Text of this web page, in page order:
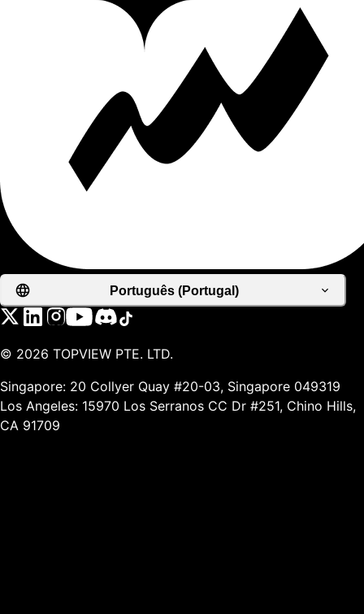
Português (Portugal)
© 2026 TOPVIEW PTE. LTD.
Singapore: 20 Collyer Quay #20-03, Singapore 049319
Los Angeles: 15970 Los Serranos CC Dr #251, Chino Hills,
CA 91709